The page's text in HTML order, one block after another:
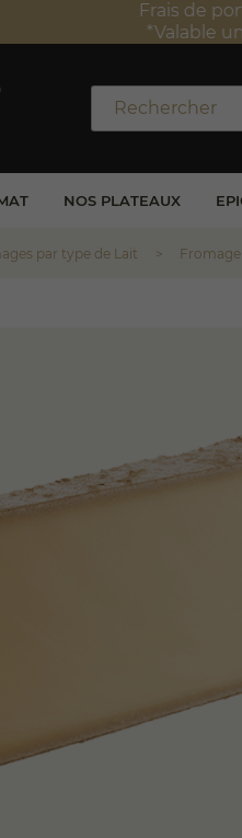
Frais de port
*Valable
NOS PLATEAUX
par type de Lait